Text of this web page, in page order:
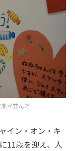
が並んだ
イン・オン・キ
11歳を迎え、人